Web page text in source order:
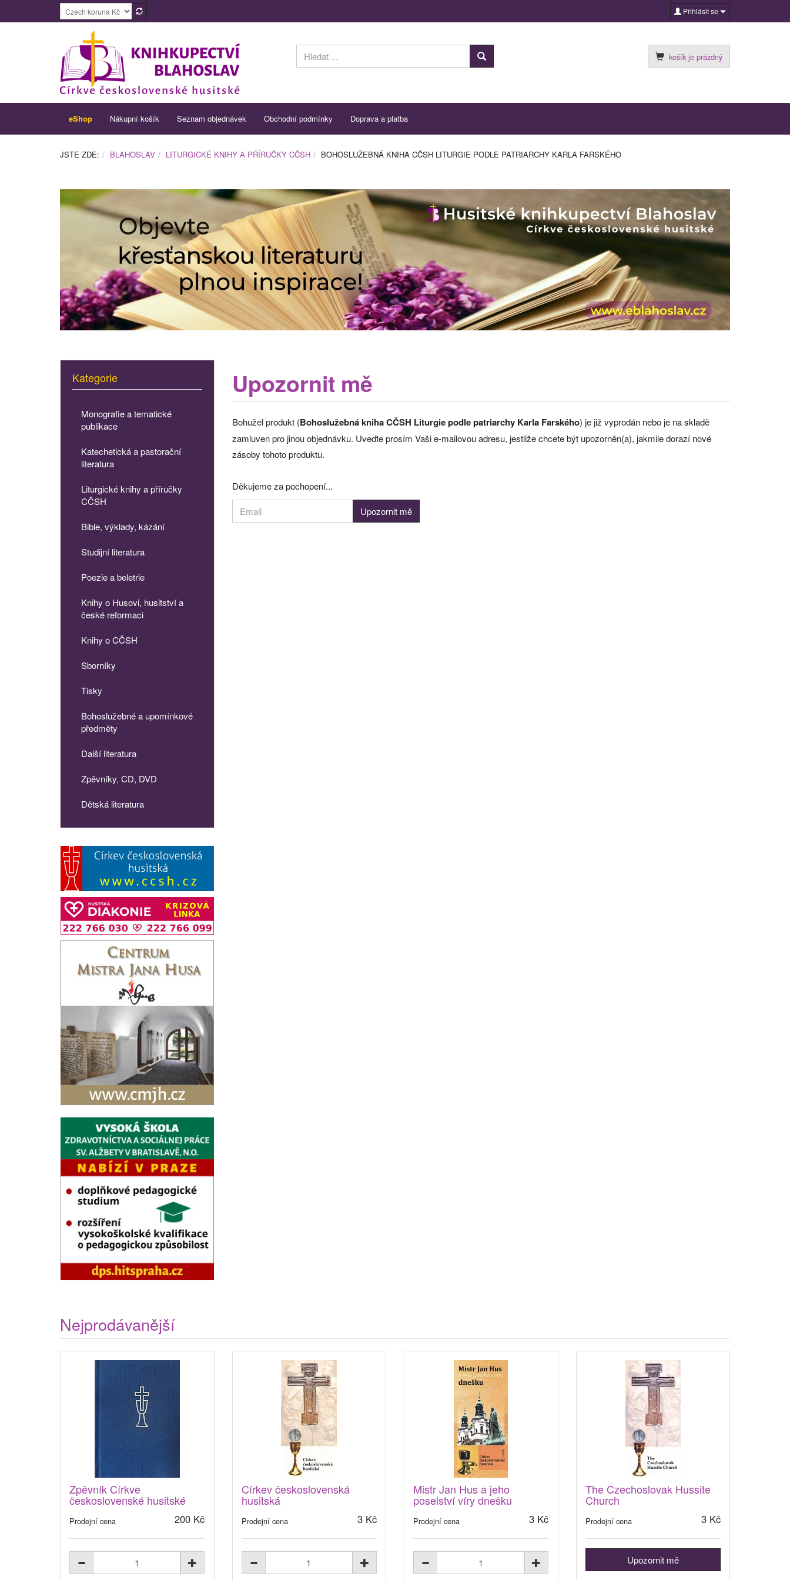
Přihlásit se
košík je prázdný
eShop Nákupní košík Seznam objednávek Obchodní podmínky Doprava a platba
JSTE ZDE: BLAHOSLAV LITURGICKÉ KNIHY A PŘÍRUČKY CČSH BOHOSLUŽEBNÁ KNIHA CČSH LITURGIE PODLE PATRIARCHY KARLA FARSKÉHO
Upozornit mě
Bohužel produkt (Bohoslužebná kniha CČSH Liturgie podle patriarchy Karla Farského) je již vyprodán nebo je na skladě
zamluven pro jinou objednávku. Uveďte prosím Vaši e-mailovou adresu, jestliže chcete být upozorněn(a), jakmile dorazí nové
zásoby tohoto produktu.
Děkujeme za pochopení...
Kategorie
Monografie a tematické
publikace
Katechetická a pastorační
literatura
Liturgické knihy a příručky
CČSH
Bible, výklady, kázání
Studijní literatura
Poezie a beletrie
Knihy o Husovi, husitství a
české reformaci
Knihy o CČSH
Sborníky
Tisky
Bohoslužebné a upomínkové
předměty
Další literatura
Zpěvníky, CD, DVD
Dětská literatura
Nejprodávanější
Zpěvník Církve
československé husitské
Prodejní cena 200 Kč
Církev československá
husitská
Prodejní cena 3 Kč
Mistr Jan Hus a jeho
poselství víry dnešku
Prodejní cena 3 Kč
The Czechoslovak Hussite
Church
Prodejní cena 3 Kč
Upozornit mě